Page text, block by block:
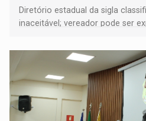
Diretório estadual da sigla
inaceitável; vereador pode ser